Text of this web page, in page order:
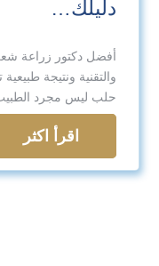
دليلك…
أفضل دكتور زراعة
والتقنية ونتيجة
حلب ليس مجرد
اقرأ اكثر